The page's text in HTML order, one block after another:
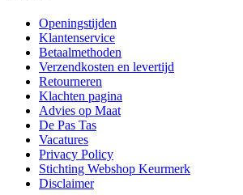
Openingstijden
Klantenservice
Betaalmethoden
Verzendkosten en levertijd
Retourneren
Klachten pagina
Advies op Maat
De Pas Tas
Vacatures
Privacy Policy
Stichting Webshop Keurmerk
Disclaimer